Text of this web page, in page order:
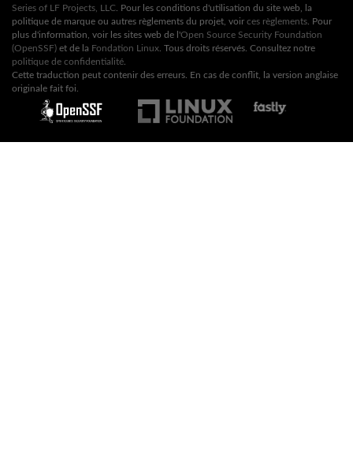
Series of LF Projects, LLC . Pour les conditions d'utilisation du site web, la
politique de marque ou autres règlements du projet, voir ces règlements . Pour
plus d'information, voir les sites web de l'Open Source Security Foundation
(OpenSSF) et de la Fondation Linux . Tous droits réservés. Consultez notre
politique de confidentialité
Cette traduction peut contenir des erreurs. En cas de conflit, la version anglaise
originale fait foi.